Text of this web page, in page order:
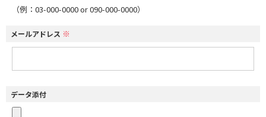
（例：03-000-0000 or 090-000-0000）
メールアドレス ※
データ添付